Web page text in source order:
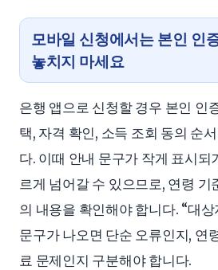
모바일 신청에서는 본인 인
놓치지 마세요
은행 앱으로 신청할 경우 본인 인
택, 자격 확인, 소득 조회 동의 순
다. 이때 안내 문구가 작게 표시되
르게 넘어갈 수 있으므로, 연령 기
의 내용을 확인해야 합니다. “대
문구가 나오면 단순 오류인지, 연
료 문제인지 구분해야 합니다.